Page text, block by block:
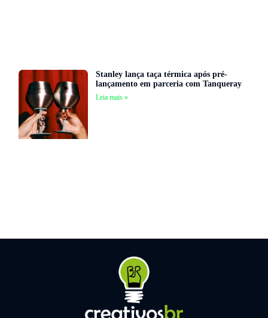
Stanley lança taça térmica após pré-
lançamento em parceria com Tanqueray
Leia mais »